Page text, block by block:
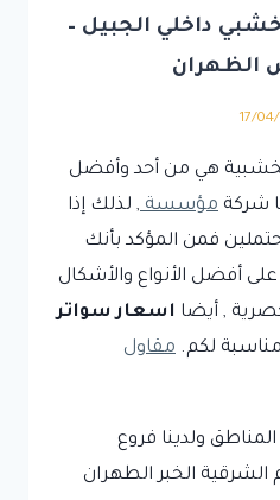
ساتر خشبي داخلي الجبيل –
الظهران
17/
هي من أحد وأفضل
شركة مؤسسة, لذلك إذا
فمن المؤكد بأنك
أفضل الأنواع والأشكال
, أيضا اسعار سواتر
لكم. مقاول
ولدينا فروع
الشرقية الخبر الطهران